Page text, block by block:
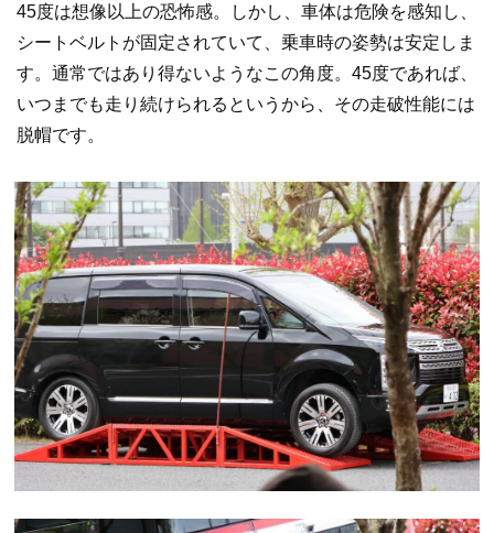
45度は想像以上の恐怖感。しかし、車体は危険を感知し、
シートベルトが固定されていて、乗車時の姿勢は安定しま
す。通常ではあり得ないようなこの角度。45度であれば、
いつまでも走り続けられるというから、その走破性能には
脱帽です。